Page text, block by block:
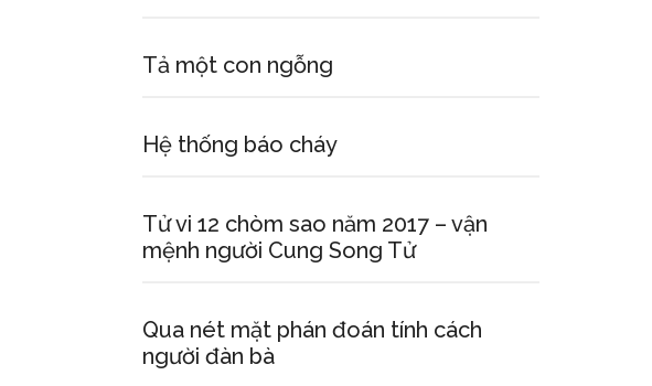
Tả một con ngỗng
Hệ thống báo cháy
Tử vi 12 chòm sao năm 2017 – vận
mệnh người Cung Song Tử
Qua nét mặt phán đoán tính cách
người đàn bà